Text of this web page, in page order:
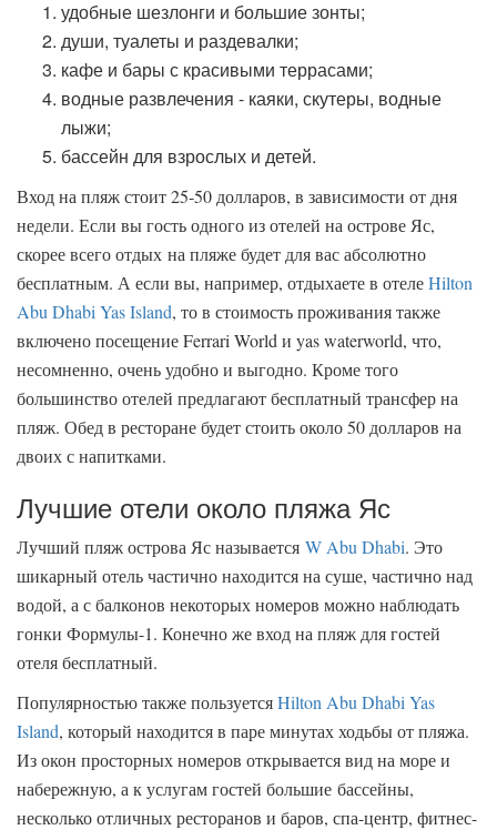
удобные шезлонги и большие зонты;
души, туалеты и раздевалки;
кафе и бары с красивыми террасами;
водные развлечения - каяки, скутеры, водные
лыжи;
бассейн для взрослых и детей.
Вход на пляж стоит 25-50 долларов, в зависимости от дня
недели. Если вы гость одного из отелей на острове Яс,
скорее всего отдых на пляже будет для вас абсолютно
бесплатным. А если вы, например, отдыхаете в отелеHilton
Abu Dhabi Yas Island, то в стоимость проживания также
включено посещение Ferrari World и yas waterworld, что,
несомненно, очень удобно и выгодно. Кроме того
большинство отелей предлагают бесплатный трансфер на
пляж. Обед в ресторане будет стоить около 50 долларов на
двоих с напитками.
Лучшие отели около пляжа Яс
Лучший пляж острова Яс называется W Abu Dhabi. Это
шикарный отель частично находится на суше, частично над
водой, а с балконов некоторых номеров можно наблюдать
гонки Формулы-1. Конечно же вход на пляж для гостей
отеля бесплатный.
Популярностью также пользуетсяHilton Abu Dhabi Yas
Island, который находится в паре минутах ходьбы от пляжа.
Из окон просторных номеров открывается вид на море и
набережную, а к услугам гостей большие бассейны,
несколько отличных ресторанов и баров, спа-центр, фитнес-